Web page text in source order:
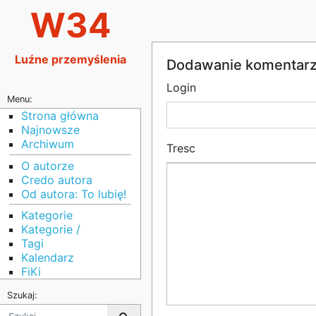
W34
Luźne przemyślenia
Menu:
Strona główna
Najnowsze
Archiwum
O autorze
Credo autora
Od autora: To lubię!
Kategorie
Kategorie /
Tagi
Kalendarz
FiKi
Szukaj:
Dodawanie
Login
Tresc